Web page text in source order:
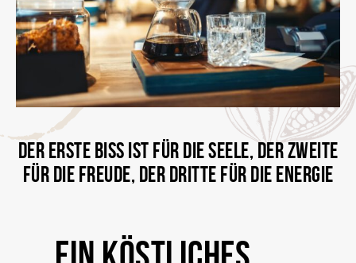
DER ERSTE BISS IST FÜR DIE SEELE, DER ZWEITE
FÜR DIE FREUDE, DER DRITTE FÜR DIE ENERGIE